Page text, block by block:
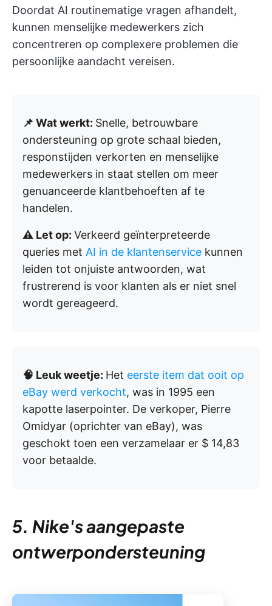
Doordat AI routinematige vragen afhandelt,
kunnen menselijke medewerkers zich
concentreren op complexere problemen die
persoonlijke aandacht vereisen.
📌 Wat werkt: Snelle, betrouwbare
ondersteuning op grote schaal bieden,
responstijden verkorten en menselijke
medewerkers in staat stellen om meer
genuanceerde klantbehoeften af te
handelen.
⚠️ Let op: Verkeerd geïnterpreteerde
queries met AI in de klantenservice kunnen
leiden tot onjuiste antwoorden, wat
frustrerend is voor klanten als er niet snel
wordt gereageerd.
🧠 Leuk weetje: Het eerste item dat ooit op
eBay werd verkocht, was in 1995 een
kapotte laserpointer. De verkoper, Pierre
Omidyar (oprichter van eBay), was
geschokt toen een verzamelaar er $ 14,83
voor betaalde.
5. Nike's aangepaste
ontwerpondersteuning